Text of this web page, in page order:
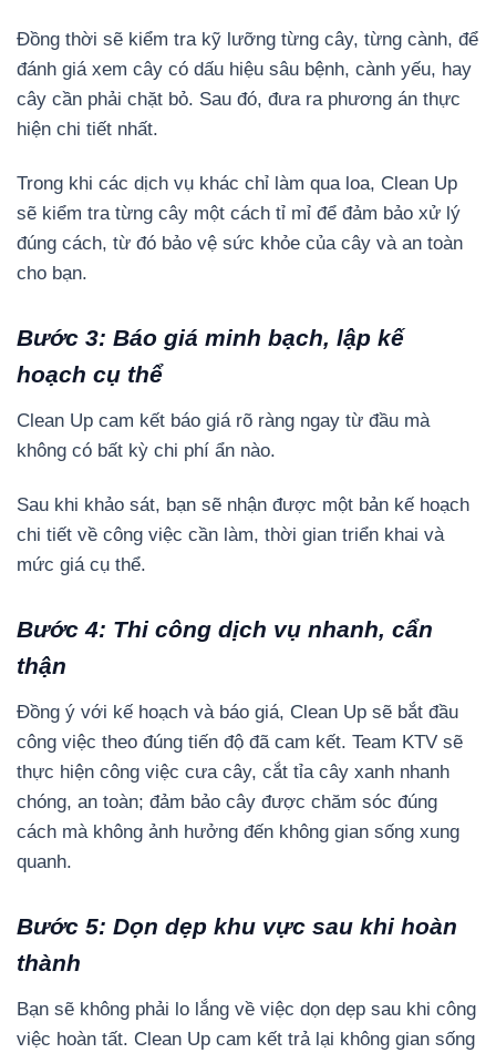
Đồng thời sẽ kiểm tra kỹ lưỡng từng cây, từng cành, để
đánh giá xem cây có dấu hiệu sâu bệnh, cành yếu, hay
cây cần phải chặt bỏ. Sau đó, đưa ra phương án thực
hiện chi tiết nhất.
Trong khi các dịch vụ khác chỉ làm qua loa, Clean Up
sẽ kiểm tra từng cây một cách tỉ mỉ để đảm bảo xử lý
đúng cách, từ đó bảo vệ sức khỏe của cây và an toàn
cho bạn.
Bước 3: Báo giá minh bạch, lập kế
hoạch cụ thể
Clean Up cam kết báo giá rõ ràng ngay từ đầu mà
không có bất kỳ chi phí ẩn nào.
Sau khi khảo sát, bạn sẽ nhận được một bản kế hoạch
chi tiết về công việc cần làm, thời gian triển khai và
mức giá cụ thể.
Bước 4: Thi công dịch vụ nhanh, cẩn
thận
Đồng ý với kế hoạch và báo giá, Clean Up sẽ bắt đầu
công việc theo đúng tiến độ đã cam kết. Team KTV sẽ
thực hiện công việc cưa cây, cắt tỉa cây xanh nhanh
chóng, an toàn; đảm bảo cây được chăm sóc đúng
cách mà không ảnh hưởng đến không gian sống xung
quanh.
Bước 5: Dọn dẹp khu vực sau khi hoàn
thành
Bạn sẽ không phải lo lắng về việc dọn dẹp sau khi công
việc hoàn tất. Clean Up cam kết trả lại không gian sống